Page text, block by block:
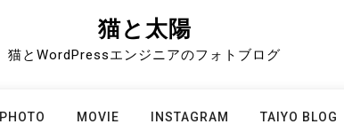
猫と太陽
猫とWordPressエンジニアのフォトブログ
PHOTO MOVIE INSTAGRAM TAIYO BLOG